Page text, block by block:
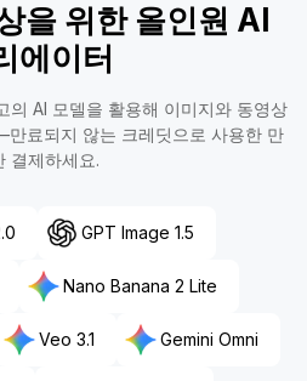
을 위한 올인원 AI
에이터
의 AI 모델을 활용해 이미지와 동영상
료되지 않는 크레딧으로 사용한 만
결제하세요.
GPT Image 1.5
Nano Banana 2 Lite
Veo 3.1 Gemini Omni